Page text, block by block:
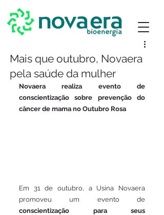
Mais que outubro, Novaera
pela saúde da mulher
Novaera realiza evento de
conscientização sobre prevenção do
câncer de mama no Outubro Rosa
Em 31 de outubro, a Usina Novaera
conscientização para seus